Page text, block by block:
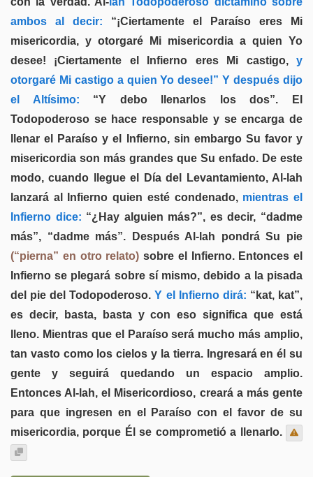
ambos al decir: “¡Ciertamente el Paraíso eres Mi
misericordia, y otorgaré Mi misericordia a quien Yo
desee! ¡Ciertamente el Infierno eres Mi castigo,y
otorgaré Mi castigo a quien Yo desee!” Y después dijo
el Altísimo: “Y debo llenarlos los dos”. El
Todopoderoso se hace responsable y se encarga de
llenar el Paraíso y el Infierno, sin embargo Su favor y
misericordia son más grandes que Su enfado. De este
modo, cuando llegue el Día del Levantamiento, Al-lah
lanzará al Infierno quien esté condenado,mientras el
Infierno dice: “¿Hay alguien más?”, es decir, “dadme
más”, “dadme más”. Después Al-lah pondrá Su pie
(“pierna” en otro relato) sobre el Infierno. Entonces el
Infierno se plegará sobre sí mismo, debido a la pisada
del pie del Todopoderoso. Y el Infierno dirá: “kat, kat”,
es decir, basta, basta y con eso significa que está
lleno. Mientras que el Paraíso será mucho más amplio,
tan vasto como los cielos y la tierra. Ingresará en él su
gente y seguirá quedando un espacio amplio.
Entonces Al-lah, el Misericordioso, creará a más gente
para que ingresen en el Paraíso con el favor de su
misericordia, porque Él se comprometió a llenarlo.